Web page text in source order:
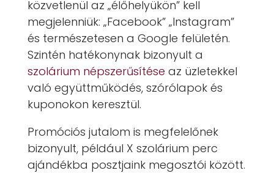
közvetlenül az „élőhelyükön” kell
megjelenniük: „Facebook” „Instagram”
és természetesen a Google felületén.
Szintén hatékonynak bizonyult a
szolárium népszerűsítése az üzletekkel
való együttműködés, szórólapok és
kuponokon keresztül.
Promóciós jutalom is megfelelőnek
bizonyult, például X szolárium perc
ajándékba posztjaink megosztói között.